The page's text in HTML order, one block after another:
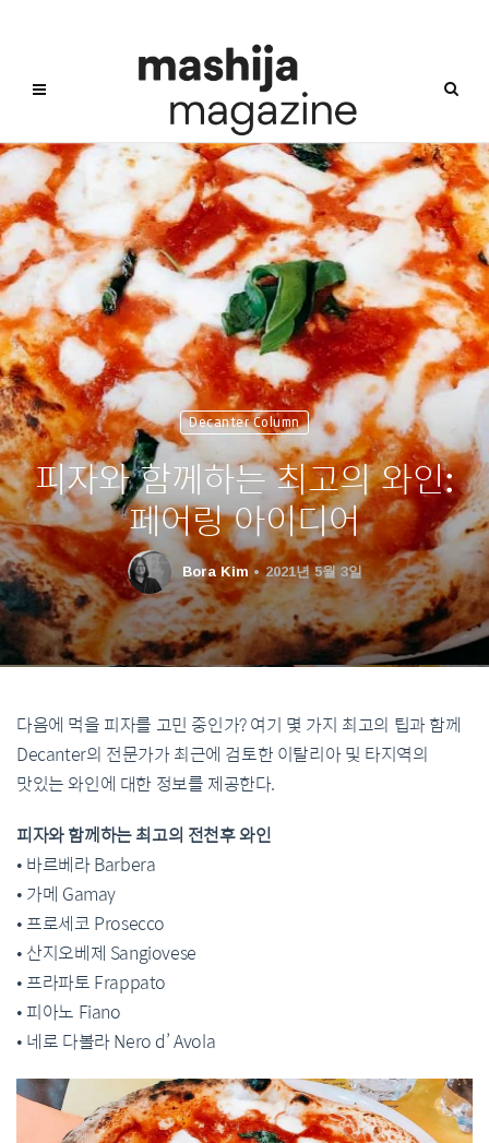
Decanter Column
피자와 함께하는 최고의 와인:
페어링 아이디어
Bora Kim 2021년 5월 3일
다음에 먹을 피자를 고민 중인가? 여기 몇 가지 최고의 팁과 함께
Decanter의 전문가가 최근에 검토한 이탈리아 및 타지역의
맛있는 와인에 대한 정보를 제공한다.
피자와 함께하는 최고의 전천후 와인
• 바르베라 Barbera
• 가메 Gamay
• 프로세코 Prosecco
• 산지오베제 Sangiovese
• 프라파토 Frappato
• 피아노 Fiano
• 네로 다볼라 Nero d’ Avola